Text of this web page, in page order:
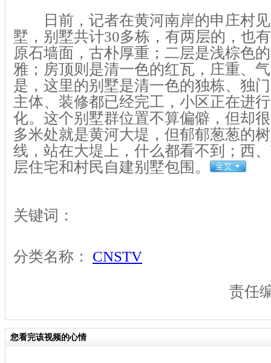
日前，记者在黄河南岸的申庄村见
墅，别墅共计30多栋，有两层的，也
原石墙面，古朴厚重；二层是浅棕色
雅；房顶则是清一色的红瓦，庄重、
是，这里的别墅是清一色的独栋、独
主体、装修都已经完工，小区正在进
化。这个别墅群位置不算偏僻，但却
多米处就是黄河大堤，但郁郁葱葱的
线，站在大堤上，什么都看不到；西
层住宅和村民自建别墅包围。
关键词：
分类名称： CNSTV
责任
您看完该视频的心情